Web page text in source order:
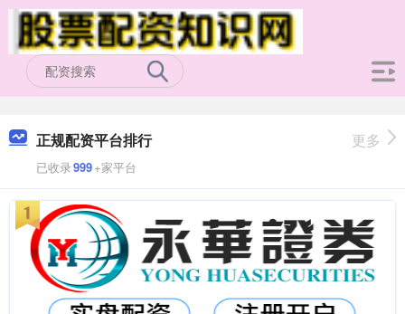
正规配资平台排行
已收录999+家平台
更多